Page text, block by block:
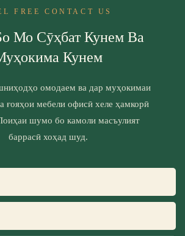
FREE CONTACT US
Мо Сӯҳбат Кунем Ва
Кунем
омодаем ва дар муҳокимаи
ғояҳои мебели офисӣ хеле ҳамкорӣ
шумо бо камоли масъулият
баррасӣ хоҳад шуд.